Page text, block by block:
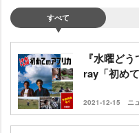
すべて
『水曜ど
ray「初め
2021-12-15 ニ